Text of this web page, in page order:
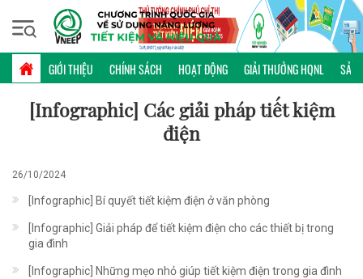
GIỚI THIỆU CHÍNH SÁCH HOẠT ĐỘNG GIẢI THƯỞNG HQNL SẢN
Thứ sáu, 07/08/2026 | 01:08 GMT+7
INFOGRAPHIC
[Infographic] Các giải pháp tiết kiệm
điện
26/10/2024
[Infographic] Bí quyết tiết kiệm điện ở văn phòng
[Infographic] Giải pháp để tiết kiệm điện cho các thiết bị trong
gia đình
[Infographic] Những mẹo nhỏ giúp tiết kiệm điện trong gia đình